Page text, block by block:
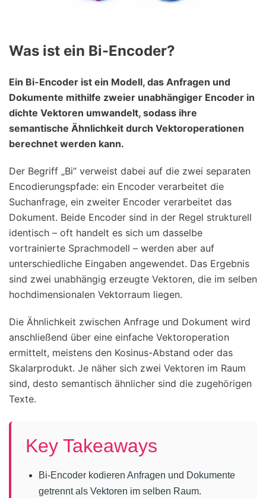
Was ist ein Bi-Encoder?
Ein Bi-Encoder ist ein Modell, das Anfragen und
Dokumente mithilfe zweier unabhängiger Encoder in
dichte Vektoren umwandelt, sodass ihre
semantische Ähnlichkeit durch Vektoroperationen
berechnet werden kann.
Der Begriff „Bi“ verweist dabei auf die zwei separaten
Encodierungspfade: ein Encoder verarbeitet die
Suchanfrage, ein zweiter Encoder verarbeitet das
Dokument. Beide Encoder sind in der Regel strukturell
identisch – oft handelt es sich um dasselbe
vortrainierte Sprachmodell – werden aber auf
unterschiedliche Eingaben angewendet. Das Ergebnis
sind zwei unabhängig erzeugte Vektoren, die im selben
hochdimensionalen Vektorraum liegen.
Die Ähnlichkeit zwischen Anfrage und Dokument wird
anschließend über eine einfache Vektoroperation
ermittelt, meistens den Kosinus-Abstand oder das
Skalarprodukt. Je näher sich zwei Vektoren im Raum
sind, desto semantisch ähnlicher sind die zugehörigen
Texte.
Key Takeaways
Bi-Encoder kodieren Anfragen und Dokumente
getrennt als Vektoren im selben Raum.